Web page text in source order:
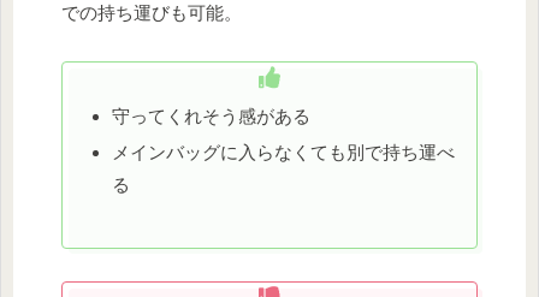
での持ち運びも可能。
守ってくれそう感がある
メインバッグに入らなくても別で持ち運べ
る